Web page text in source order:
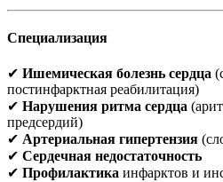
Специализация
✔ Ишемическая болезнь сердца
постинфарктная реабилитация)
✔ Нарушения ритма сердца
предсердий)
✔ Артериальная гипертензия
✔ Сердечная недостаточность
✔ Профилактика инфарктов и